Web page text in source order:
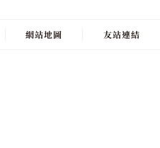
網站地圖 友站連結